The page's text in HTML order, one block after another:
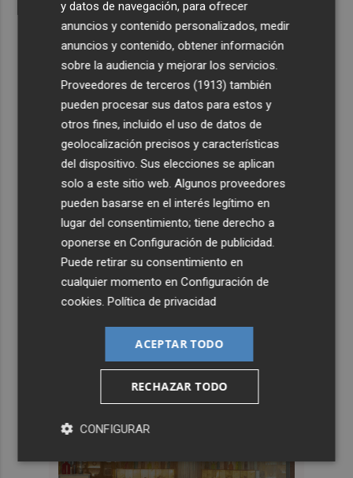
y datos de navegación, para ofrecer
anuncios y contenido personalizados, medir
anuncios y contenido, obtener información
sobre la audiencia y mejorar los servicios.
Proveedores de terceros (1913) también
pueden procesar sus datos para estos y
otros fines, incluido el uso de datos de
geolocalización precisos y características
del dispositivo. Sus elecciones se aplican
solo a este sitio web. Algunos proveedores
pueden basarse en el interés legítimo en
lugar del consentimiento; tiene derecho a
oponerse enConfiguración de publicidad
Puede retirar su consentimiento en
cualquier momento enConfiguración de
cookies .Política de privacidad
ACEPTAR TODO
RECHAZAR TODO
CONFIGURAR